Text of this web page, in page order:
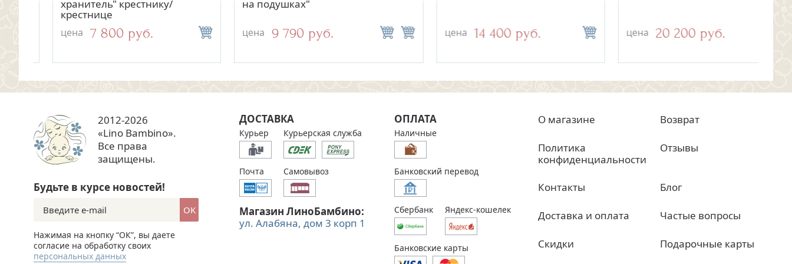
хранитель" крестнику/
крестнице
цена 7 800 руб.
на подушках"
цена 9 790 руб. цена 2 500 руб. цена 950 руб.
взрослый
Нет в наличии цена 29 500 руб. цена 14 400 руб. цена 20 200 руб.
2012-2026
«Lino Bambino».
Все права
защищены.
Будьте в курсе новостей!
OK
Нажимая на кнопку “ОК”, вы даете
согласие на обработку своих
персональных данных
ДОСТАВКА
Курьер Курьерская служба
Почта Самовывоз
Магазин ЛиноБамбино:
ул. Алабяна, дом 3 корп 1
ОПЛАТА
Наличные
Банковский перевод
Сбербанк Яндекс-кошелек
Банковские карты
О магазине Возврат
Политика
конфиденциальности
Отзывы
Контакты Блог
Доставка и оплата Частые вопросы
Скидки Подарочные карты